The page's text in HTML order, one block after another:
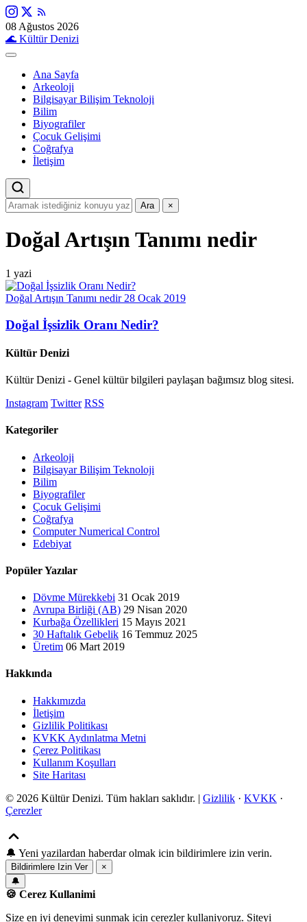
08 Ağustos 2026
🌊 Kültür Denizi
Ana Sayfa
Arkeoloji
Bilgisayar Bilişim Teknoloji
Bilim
Biyografiler
Çocuk Gelişimi
Coğrafya
İletişim
Ara ×
Doğal Artışın Tanımı nedir
1 yazi
Doğal Artışın Tanımı nedir 28 Ocak 2019
Doğal İşsizlik Oranı Nedir?
Kültür Denizi
Kültür Denizi - Genel kültür bilgileri paylaşan bağımsız blog sitesi.
Instagram Twitter RSS
Kategoriler
Arkeoloji
Bilgisayar Bilişim Teknoloji
Bilim
Biyografiler
Çocuk Gelişimi
Coğrafya
Computer Numerical Control
Edebiyat
Popüler Yazılar
Dövme Mürekkebi 31 Ocak 2019
Avrupa Birliği (AB) 29 Nisan 2020
Kurbağa Özellikleri 15 Mayıs 2021
30 Haftalık Gebelik 16 Temmuz 2025
Üretim 06 Mart 2019
Hakkında
Hakkımızda
İletişim
Gizlilik Politikası
KVKK Aydınlatma Metni
Çerez Politikası
Kullanım Koşulları
Site Haritası
© 2026 Kültür Denizi. Tüm hakları saklıdır. | Gizlilik · KVKK ·
Çerezler
🔔 Yeni yazilardan haberdar olmak icin bildirimlere izin verin.
Bildirimlere Izin Ver
×
🔔
🍪 Cerez Kullanimi
Size en iyi deneyimi sunmak icin cerezler kullaniyoruz. Siteyi